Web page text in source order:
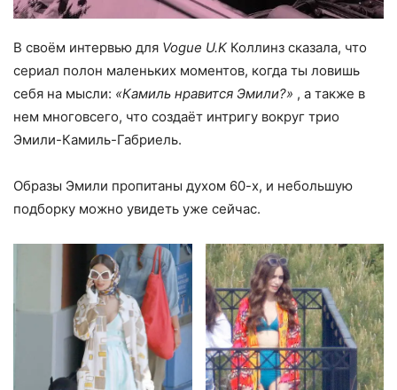
В своём интервью для Vogue U.KКоллинз сказала, что
сериал полон маленьких моментов, когда ты ловишь
себя на мысли: «Камиль нравится Эмили?» , а также в
нем многовсего, что создаёт интригу вокруг трио
Эмили-Камиль-Габриель.
Образы Эмили пропитаны духом 60-х, и небольшую
подборку можно увидеть уже сейчас.